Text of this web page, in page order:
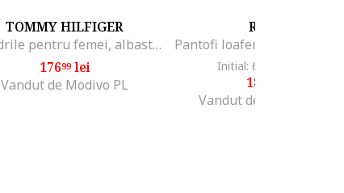
TOMMY HILFIGER
Espadrile pentru femei, albastru, Albastru
17699lei
Vandut de Modivo PL
RYŁKO
Initial: 649
189
Vandut de Fashion Days